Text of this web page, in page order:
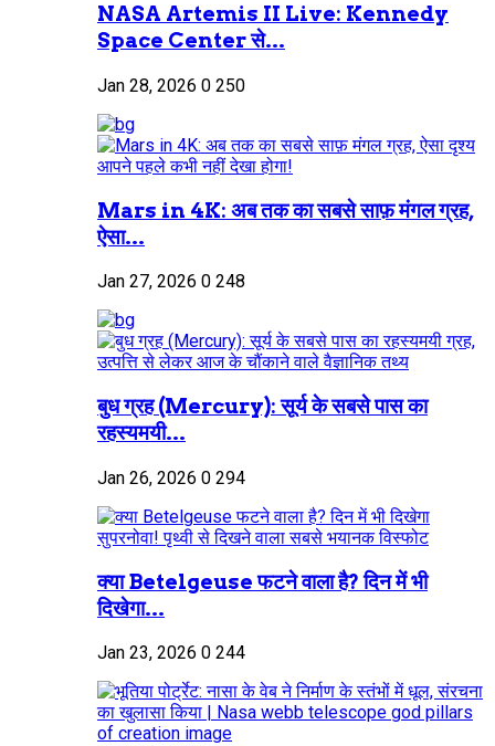
NASA Artemis II Live: Kennedy
Space Center से...
Jan 28, 2026 0 250
Mars in 4K: अब तक का सबसे साफ़ मंगल ग्रह,
ऐसा...
Jan 27, 2026 0 248
बुध ग्रह (Mercury): सूर्य के सबसे पास का
रहस्यमयी...
Jan 26, 2026 0 294
क्या Betelgeuse फटने वाला है? दिन में भी
दिखेगा...
Jan 23, 2026 0 244